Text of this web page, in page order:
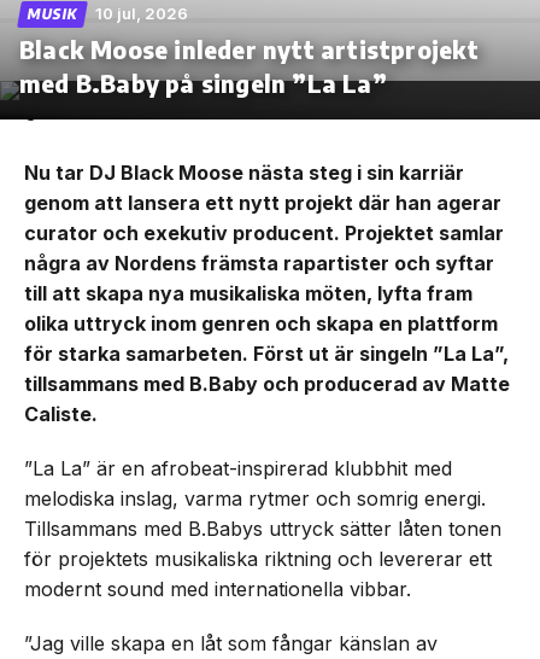
MUSIK 10 jul, 2026
Black Moose inleder nytt artistprojekt
med B.Baby på singeln ”La La”
Nu tar DJ Black Moose nästa steg i sin karriär
genom att lansera ett nytt projekt där han agerar
curator och exekutiv producent. Projektet samlar
några av Nordens främsta rapartister och syftar
till att skapa nya musikaliska möten, lyfta fram
olika uttryck inom genren och skapa en plattform
för starka samarbeten. Först ut är singeln ”La La”,
tillsammans med B.Baby och producerad av Matte
Caliste.
”La La” är en afrobeat-inspirerad klubbhit med
melodiska inslag, varma rytmer och somrig energi.
Tillsammans med B.Babys uttryck sätter låten tonen
för projektets musikaliska riktning och levererar ett
modernt sound med internationella vibbar.
”Jag ville skapa en låt som fångar känslan av